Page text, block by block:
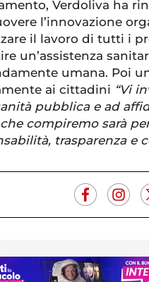
Verdoliva ha
l’innovazione
il lavoro di tutti i
un’assistenza
umana. Poi
ai cittadini “Vi
pubblica e ad
compiremo sarà
trasparenza e